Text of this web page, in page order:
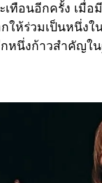
ทือนอีกครั้ง เมื่อ
ให้ร่วมเป็นหนึ่งใ
หนึ่งก้าวสำคัญใน